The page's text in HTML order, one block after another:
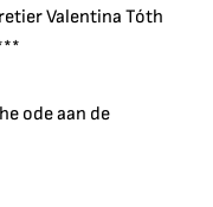
Valentina Tóth
ode aan de